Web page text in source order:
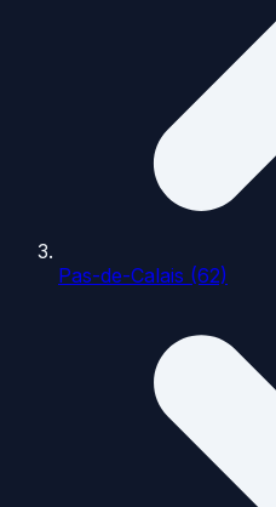
Pas-de-Calais (62)